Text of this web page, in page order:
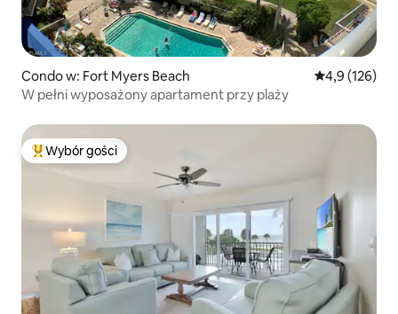
Condo w: Fort Myers Beach Średnia
4,9 (126)
W pełni wyposażony apartament przy plaży
Najpopularniejsze z kategorii Wybór gości
Wybór gości